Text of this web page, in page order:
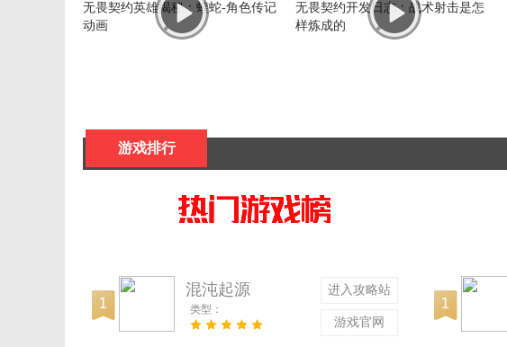
无畏契约英雄揭秘：蝰蛇-角色传记
动画
无畏契约开发日志：战术射击是怎
样炼成的
游戏排行
混沌起源
类型：
进入攻略站
游戏官网